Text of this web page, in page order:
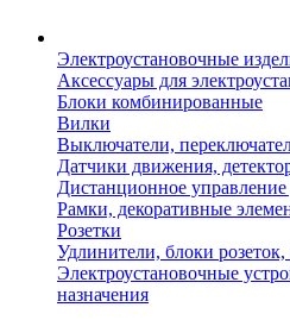
Электроустановочные
Аксессуары для
Блоки комбинированные
Вилки
Выключатели,
Датчики движения,
Дистанционное
Рамки, декоративные
Розетки
Удлинители, блоки
Электроустановочные
назначения